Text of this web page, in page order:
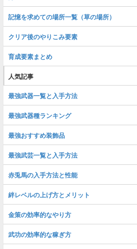
記憶を求めての場所一覧（草の場所）
クリア後のやりこみ要素
育成要素まとめ
人気記事
最強武器一覧と入手方法
最強武器種ランキング
最強おすすめ装飾品
最強武芸一覧と入手方法
赤兎馬の入手方法と性能
絆レベルの上げ方とメリット
金策の効率的なやり方
武功の効率的な稼ぎ方